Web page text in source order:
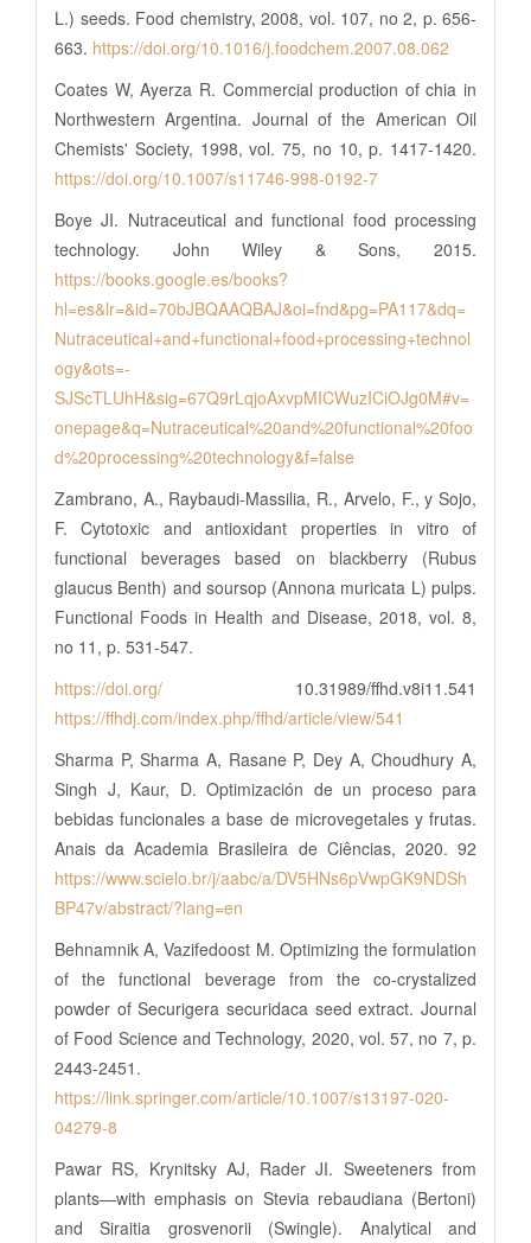
L.) seeds. Food chemistry, 2008, vol. 107, no 2, p. 656-
663. https://doi.org/10.1016/j.foodchem.2007.08.062
Coates W, Ayerza R. Commercial production of chia in
Northwestern Argentina. Journal of the American Oil
Chemists' Society, 1998, vol. 75, no 10, p. 1417-1420.
https://doi.org/10.1007/s11746-998-0192-7
Boye JI. Nutraceutical and functional food processing
technology. John Wiley & Sons, 2015.
https://books.google.es/books?
hl=es&lr=&id=70bJBQAAQBAJ&oi=fnd&pg=PA117&dq=
Nutraceutical+and+functional+food+processing+technol
ogy&ots=-
SJScTLUhH&sig=67Q9rLqjoAxvpMICWuzICiOJg0M#v=
onepage&q=Nutraceutical%20and%20functional%20foo
d%20processing%20technology&f=false
Zambrano, A., Raybaudi-Massilia, R., Arvelo, F., y Sojo,
F. Cytotoxic and antioxidant properties in vitro of
functional beverages based on blackberry (Rubus
glaucus Benth) and soursop (Annona muricata L) pulps.
Functional Foods in Health and Disease, 2018, vol. 8,
no 11, p. 531-547.
https://doi.org/ 10.31989/ffhd.v8i11.541
https://ffhdj.com/index.php/ffhd/article/view/541
Sharma P, Sharma A, Rasane P, Dey A, Choudhury A,
Singh J, Kaur, D. Optimización de un proceso para
bebidas funcionales a base de microvegetales y frutas.
Anais da Academia Brasileira de Ciências, 2020. 92
https://www.scielo.br/j/aabc/a/DV5HNs6pVwpGK9NDSh
BP47v/abstract/?lang=en
Behnamnik A, Vazifedoost M. Optimizing the formulation
of the functional beverage from the co-crystalized
powder of Securigera securidaca seed extract. Journal
of Food Science and Technology, 2020, vol. 57, no 7, p.
2443-2451.
https://link.springer.com/article/10.1007/s13197-020-
04279-8
Pawar RS, Krynitsky AJ, Rader JI. Sweeteners from
plants—with emphasis on Stevia rebaudiana (Bertoni)
and Siraitia grosvenorii (Swingle). Analytical and